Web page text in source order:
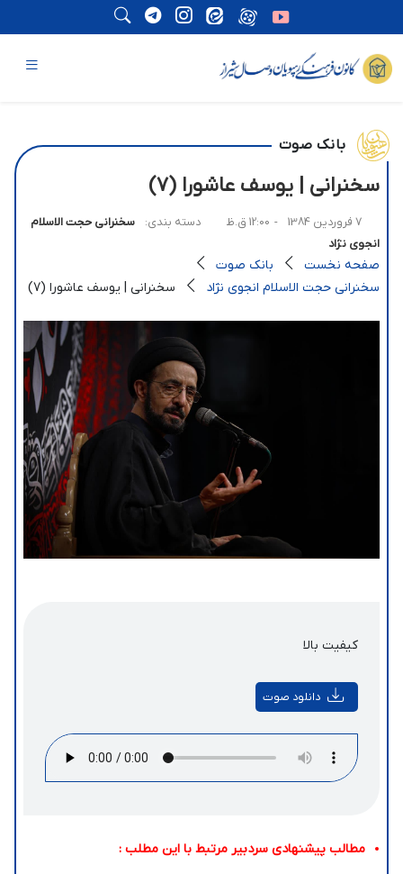
بانک صوت
سخنرانی | یوسف عاشورا (7)
7 فروردین 1384 - 12:00 ق.ظ دسته بندی:
سخنرانی حجت الاسلام
انجوی نژاد
صفحه نخست
بانک صوت
سخنرانی حجت الاسلام انجوی نژاد
سخنرانی | یوسف عاشورا (7)
کیفیت بالا
دانلود صوت
مطالب پیشنهادی سردبیر مرتبط با این مطلب :